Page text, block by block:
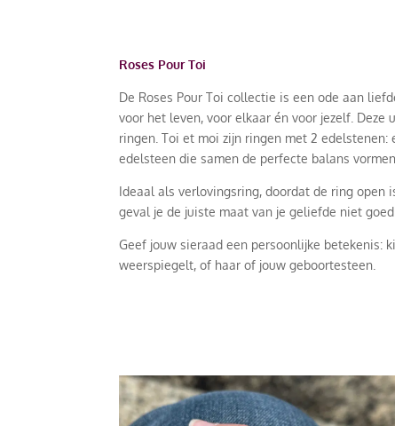
Roses Pour Toi
De Roses Pour Toi collectie is een ode aan
voor het leven, voor elkaar én voor jezelf.
ringen. Toi et moi zijn ringen met 2
edelsteen die samen de perfecte balans vormen.
Ideaal als verlovingsring, doordat de ring open
geval je de juiste maat van je geliefde niet
Geef jouw sieraad een persoonlijke betekenis:
weerspiegelt, of haar of jouw geboortesteen.